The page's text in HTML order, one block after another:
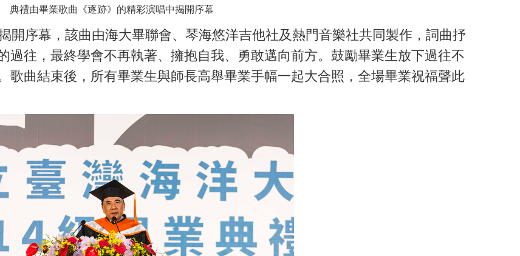
典禮由畢業歌曲《逐跡》的精彩演唱中揭開序幕
序幕，該曲由海大畢聯會、琴海悠洋吉他社及熱門音樂社共同製作，詞曲抒
過往，最終學會不再執著、擁抱自我、勇敢邁向前方。鼓勵畢業生放下過往不
歌曲結束後，所有畢業生與師長高舉畢業手幅一起大合照，全場畢業祝福聲此